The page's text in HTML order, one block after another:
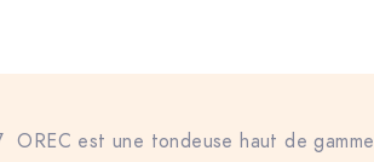
OREC est une tondeuse haut de gamme